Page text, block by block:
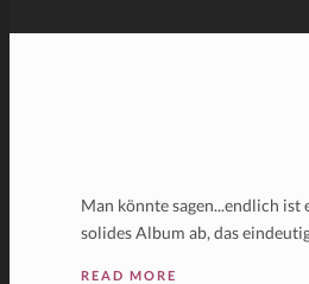
Man könnte sagen...endlich ist
solides Album ab, das
READ MORE